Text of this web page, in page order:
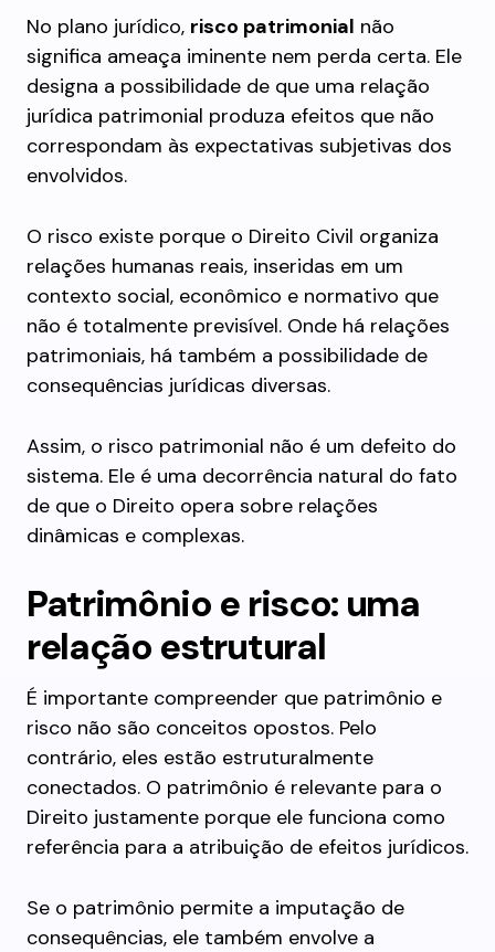
No plano jurídico, risco patrimonial não
significa ameaça iminente nem perda certa. Ele
designa a possibilidade de que uma relação
jurídica patrimonial produza efeitos que não
correspondam às expectativas subjetivas dos
envolvidos.
O risco existe porque o Direito Civil organiza
relações humanas reais, inseridas em um
contexto social, econômico e normativo que
não é totalmente previsível. Onde há relações
patrimoniais, há também a possibilidade de
consequências jurídicas diversas.
Assim, o risco patrimonial não é um defeito do
sistema. Ele é uma decorrência natural do fato
de que o Direito opera sobre relações
dinâmicas e complexas.
Patrimônio e risco: uma
relação estrutural
É importante compreender que patrimônio e
risco não são conceitos opostos. Pelo
contrário, eles estão estruturalmente
conectados. O patrimônio é relevante para o
Direito justamente porque ele funciona como
referência para a atribuição de efeitos jurídicos.
Se o patrimônio permite a imputação de
consequências, ele também envolve a